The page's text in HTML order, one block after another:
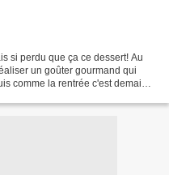
si perdu que ça ce dessert! Au
un goûter gourmand qui
comme la rentrée c'est demain,